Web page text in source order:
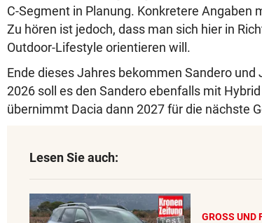
C-Segment in Planung. Konkretere Angaben
Zu hören ist jedoch, dass man sich hier in
Outdoor-Lifestyle orientieren will.
Ende dieses Jahres bekommen Sandero
2026 soll es den Sandero ebenfalls mit
übernimmt Dacia dann 2027 für die nächste
Lesen Sie auch:
GROSS UND